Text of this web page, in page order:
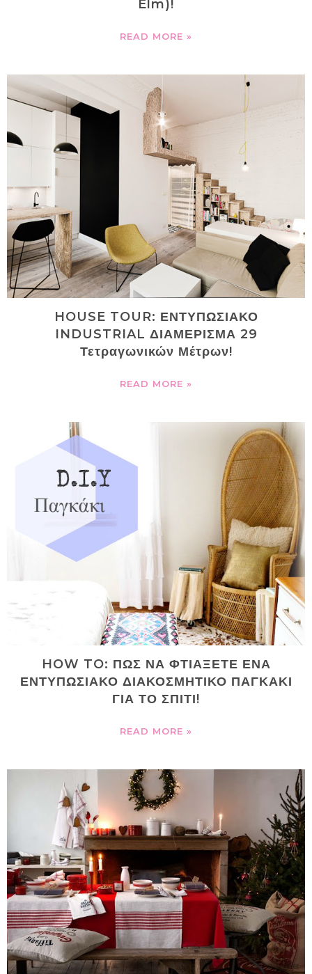
Elm)!
READ MORE »
HOUSE TOUR: ΕΝΤΥΠΩΣΙΑΚΟ
INDUSTRIAL ΔΙΑΜΕΡΙΣΜΑ 29
Τετραγωνικών Μέτρων!
READ MORE »
HOW TO: ΠΩΣ ΝΑ ΦΤΙΑΞΕΤΕ ΕΝΑ
ΕΝΤΥΠΩΣΙΑΚΟ ΔΙΑΚΟΣΜΗΤΙΚΟ ΠΑΓΚΑΚΙ
ΓΙΑ ΤΟ ΣΠΙΤΙ!
READ MORE »